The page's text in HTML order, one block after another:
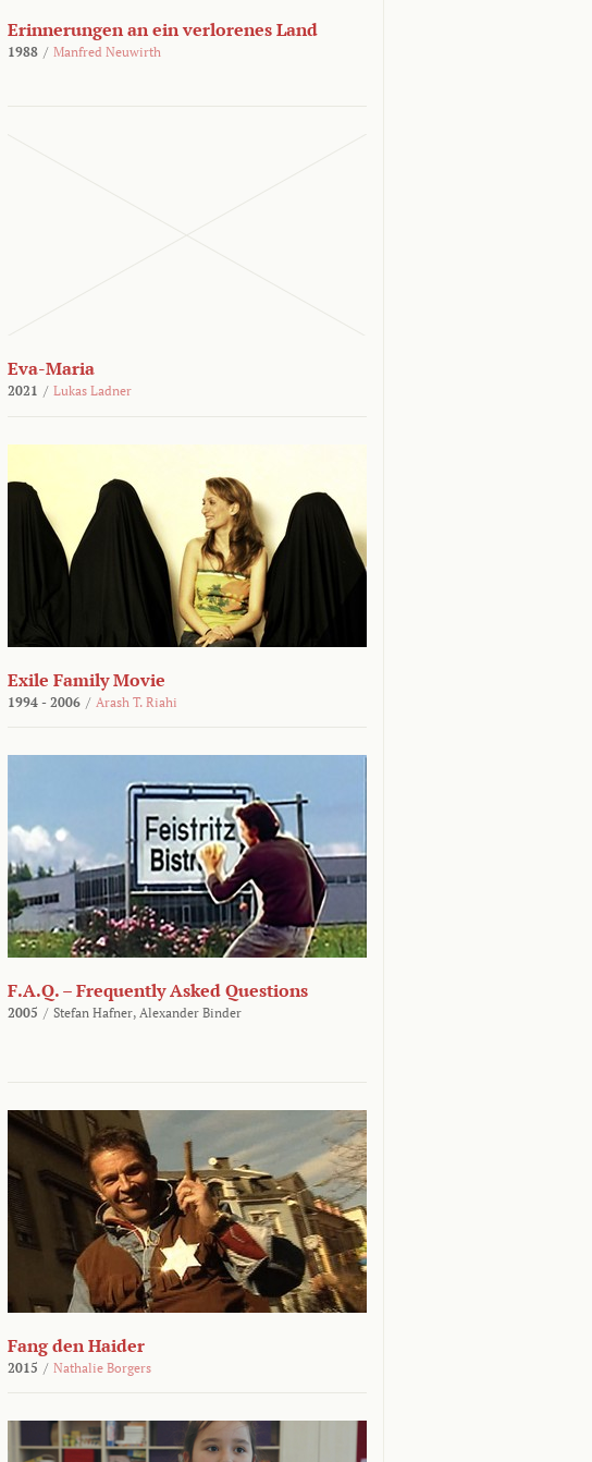
Erinnerungen an ein verlorenes Land
1988 / Manfred Neuwirth
Eva-Maria
2021 / Lukas Ladner
Exile Family Movie
1994 - 2006 / Arash T. Riahi
F.A.Q. – Frequently Asked Questions
2005 / Stefan Hafner, Alexander Binder
Fang den Haider
2015 / Nathalie Borgers